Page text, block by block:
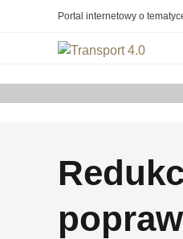
Portal internetowy o